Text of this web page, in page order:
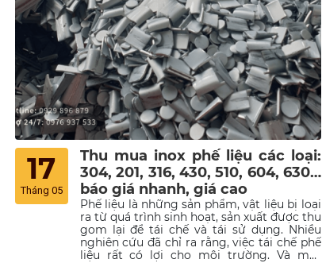
17
Tháng 05
Thu mua inox phế liệu các loại:
304, 201, 316, 430, 510, 604, 630…
báo giá nhanh, giá cao
Phế liệu là những sản phẩm, vật liệu bị loại
ra từ quá trình sinh hoạt, sản xuất được thu
gom lại để tái chế và tái sử dụng. Nhiều
nghiên cứu đã chỉ ra rằng, việc tái chế phế
liệu rất có lợi cho môi trường. Và một